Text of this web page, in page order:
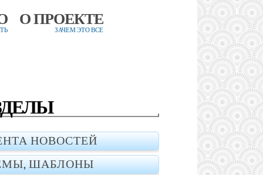
О ПРОЕКТЕ
ЗАЧЕМ ЭТО ВСЕ
НОВОСТЕЙ
ШАБЛОНЫ